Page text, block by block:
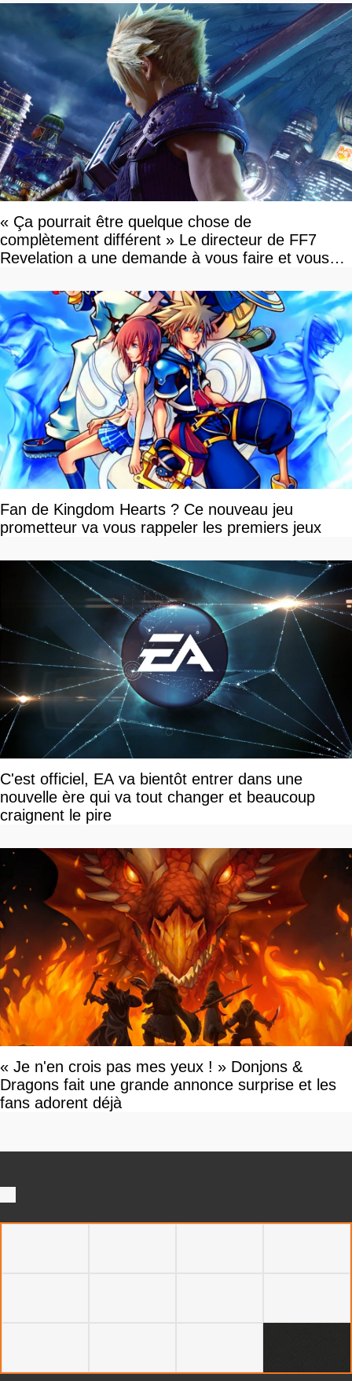
« Ça pourrait être quelque chose de
complètement différent » Le directeur de FF7
Revelation a une demande à vous faire et vous
Fan de Kingdom Hearts ? Ce nouveau jeu
prometteur va vous rappeler les premiers jeux
C'est officiel, EA va bientôt entrer dans une
nouvelle ère qui va tout changer et beaucoup
craignent le pire
« Je n'en crois pas mes yeux ! » Donjons &
Dragons fait une grande annonce surprise et les
fans adorent déjà